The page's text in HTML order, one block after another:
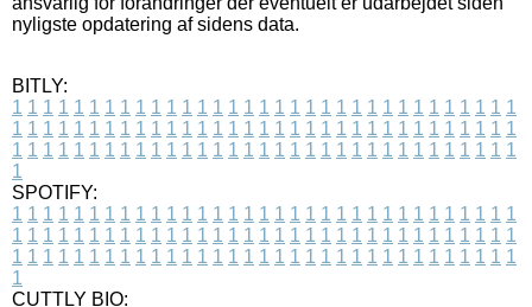
nyligste opdatering af sidens data.
BITLY:
1 1 1 1 1 1 1 1 1 1 1 1 1 1 1 1 1 1 1 1 1 1 1 1 1 1 1 1 1 1 1 1 1
1 1 1 1 1 1 1 1 1 1 1 1 1 1 1 1 1 1 1 1 1 1 1 1 1 1 1 1 1 1 1 1 1
1 1 1 1 1 1 1 1 1 1 1 1 1 1 1 1 1 1 1 1 1 1 1 1 1 1 1 1 1 1 1 1 1
1
SPOTIFY:
1 1 1 1 1 1 1 1 1 1 1 1 1 1 1 1 1 1 1 1 1 1 1 1 1 1 1 1 1 1 1 1 1
1 1 1 1 1 1 1 1 1 1 1 1 1 1 1 1 1 1 1 1 1 1 1 1 1 1 1 1 1 1 1 1 1
1 1 1 1 1 1 1 1 1 1 1 1 1 1 1 1 1 1 1 1 1 1 1 1 1 1 1 1 1 1 1 1 1
1
CUTTLY BIO: